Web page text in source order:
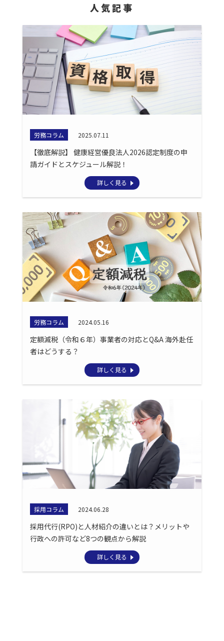
人気記事
労務コラム 2025.07.11
【徹底解説】 健康経営優良法人2026認定制度の申
請ガイドとスケジュール解説！
詳しく見る
労務コラム 2024.05.16
定額減税（令和６年）事業者の対応とQ&A 海外赴任
者はどうする？
詳しく見る
採用コラム 2024.06.28
採用代行(RPO)と人材紹介の違いとは？メリットや
行政への許可など8つの観点から解説
詳しく見る